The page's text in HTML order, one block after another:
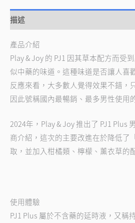
描述
產品介紹
Play & Joy 的 PJ1 因其草本配方而受
似中藥的味道。這種味道是否讓人喜
反應來看，大多數人覺得效果不錯，
因此號稱國內最暢銷、最多男性使用
2024年，Play & Joy 推出了 PJ1 Plus
商介紹，這次的主要改進在於降低了
取，並加入柑橘類、檸檬、薰衣草的
使用體驗
PJ1 Plus 屬於不含藥的延時液，又稱